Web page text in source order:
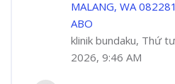
MALANG, WA
ABO
klinik bundaku, Thứ
2026, 9:46 AM